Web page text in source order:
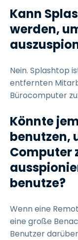
Kann
werden,
Nein. Splashtop
entfernten
Bürocomputer
Könnte
benutzen,
Computer
benutze?
Wenn eine
eine große
Benutzer